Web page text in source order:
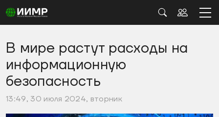
В мире растут расходы на
информационную
безопасность
13:49, 30 июля 2024, вторник